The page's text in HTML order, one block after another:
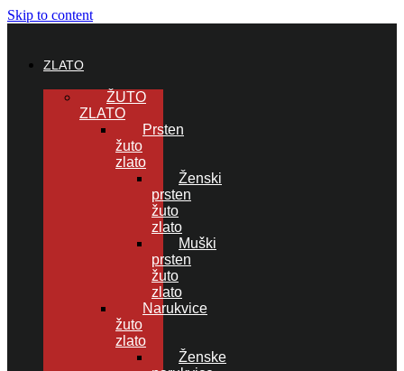
Skip to content
ZLATO
ŽUTO
ZLATO
Prsten
žuto
zlato
Ženski
prsten
žuto
zlato
Muški
prsten
žuto
zlato
Narukvice
žuto
zlato
Ženske